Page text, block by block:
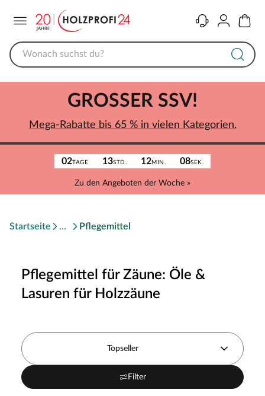
KontaktKonto
02TAGE 13STD. 12MIN. 08SEK.
Zu den Angeboten der Woche »
GROSSER SSV!
Mega-Rabatte bis 65 % in vielen Kategorien.
Startseite Pflegemittel
Pflegemittel für Zäune: Öle &
Lasuren für Holzzäune
Topseller
Filter